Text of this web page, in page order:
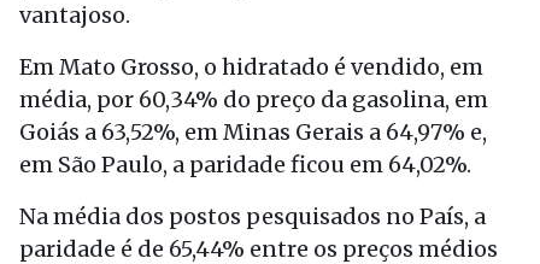
vantajoso.
Em Mato Grosso, o hidratado é vendido, em
média, por 60,34% do preço da gasolina, em
Goiás a 63,52%, em Minas Gerais a 64,97% e,
em São Paulo, a paridade ficou em 64,02%.
Na média dos postos pesquisados no País, a
paridade é de 65,44% entre os preços médios